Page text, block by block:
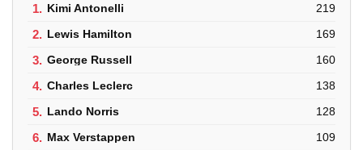
1. Kimi Antonelli 219
2. Lewis Hamilton 169
3. George Russell 160
4. Charles Leclerc 138
5. Lando Norris 128
6. Max Verstappen 109